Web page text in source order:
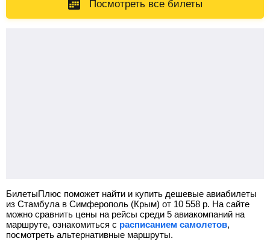
Посмотреть все билеты
БилетыПлюс поможет найти и купить дешевые авиабилеты
из Стамбула в Симферополь (Крым) от 10 558 р. На сайте
можно сравнить цены на рейсы среди 5 авиакомпаний на
маршруте, ознакомиться с расписанием самолетов,
посмотреть альтернативные маршруты.